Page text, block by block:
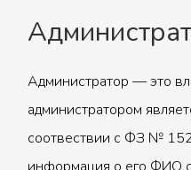
Администратор — это
администратором
соотвествии с ФЗ №